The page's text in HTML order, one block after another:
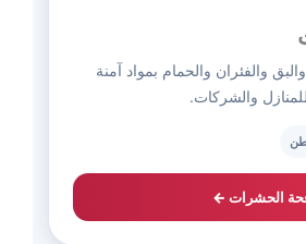
والفئران والحمام بمواد آمنة
والشركات.
الحشرات ←